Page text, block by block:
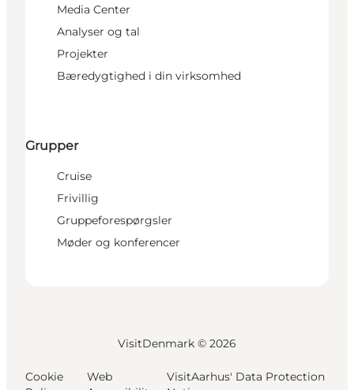
Media Center
Analyser og tal
Projekter
Bæredygtighed i din virksomhed
Grupper
Cruise
Frivillig
Gruppeforespørgsler
Møder og konferencer
VisitDenmark © 2026
Cookie
Web
VisitAarhus' Data Protection